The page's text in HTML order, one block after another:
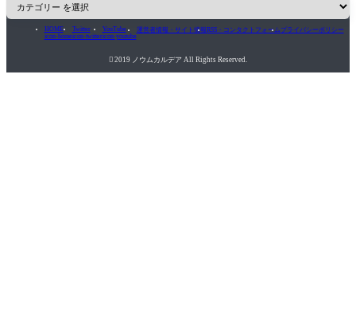
HOME
icon-home
Twitter
icon-twitter
YouTube
icon-youtube
運営者情報・サイト情報RSS・コンタクトフォームプライバシーポリシー
 2019 ノウムカルデア All Rights Reserved.